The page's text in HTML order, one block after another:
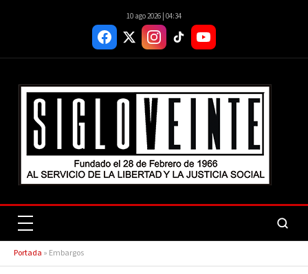
10 ago 2026 | 04:34
Portada » Embargos